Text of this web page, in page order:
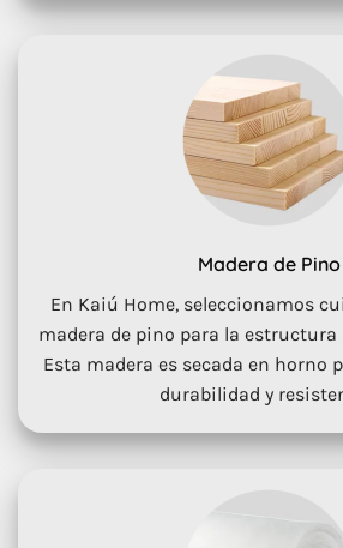
Madera de Pino
En Kaiú Home, seleccionamos
madera de pino para la estructura
Esta madera es secada en horno
durabilidad y